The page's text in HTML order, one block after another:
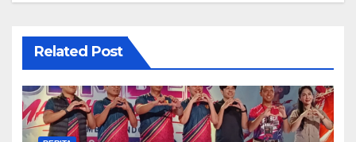
Related Post